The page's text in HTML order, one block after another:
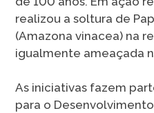
realizou a soltura de
(Amazona vinacea) na
igualmente ameaçada
As iniciativas fazem
para o